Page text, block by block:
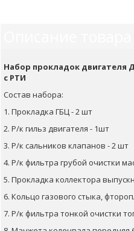
Набор прокладок двигателя
с РТИ
Состав набора:
1. Прокладка ГБЦ - 2 шт
2. Р/к гильз двигателя - 1шт
3. Р/к сальников клапанов - 2 шт
4. Р/к фильтра грубой очистки
5. Прокладка коллектора
6. Кольцо газового стыка,
7. Р/к фильтра тонкой очистки